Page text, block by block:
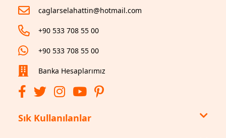
caglarselahattin@hotmail.com
+90 533 708 55 00
+90 533 708 55 00
Banka Hesaplarımız
Sık Kullanılanlar